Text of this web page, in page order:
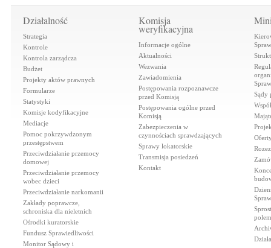
Działalność
Strategia
Kontrole
Kontrola zarządcza
Budżet
Projekty aktów prawnych
Formularze
Statystyki
Komisje kodyfikacyjne
Mediacje
Pomoc pokrzywdzonym
przestępstwem
Przeciwdziałanie przemocy
domowej
Przeciwdziałanie przemocy
wobec dzieci
Przeciwdziałanie narkomanii
Zakłady poprawcze,
schroniska dla nieletnich
Ośrodki kuratorskie
Fundusz Sprawiedliwości
Monitor Sądowy i
Komisja
weryfikacyjna
Informacje ogólne
Aktualności
Wezwania
Zawiadomienia
Postępowania rozpoznawcze
przed Komisją
Postępowania ogólne przed
Komisją
Zabezpieczenia w
czynnościach sprawdzających
Sprawy lokatorskie
Transmisja posiedzeń
Kontakt
Sądy